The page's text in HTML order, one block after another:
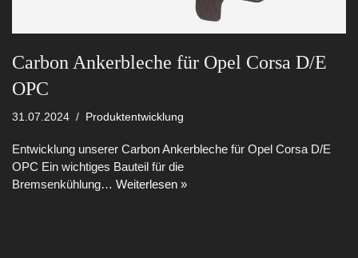
Carbon Ankerbleche für Opel Corsa D/E
OPC
31.07.2024 Produktentwicklung
Entwicklung unserer Carbon Ankerbleche für Opel Corsa D/E
OPC Ein wichtiges Bauteil für die
Bremsenkühlung… Weiterlesen »